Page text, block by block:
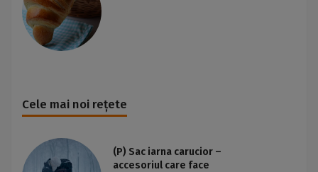
Cele mai noi rețete
(P) Sac iarna carucior –
accesoriul care face